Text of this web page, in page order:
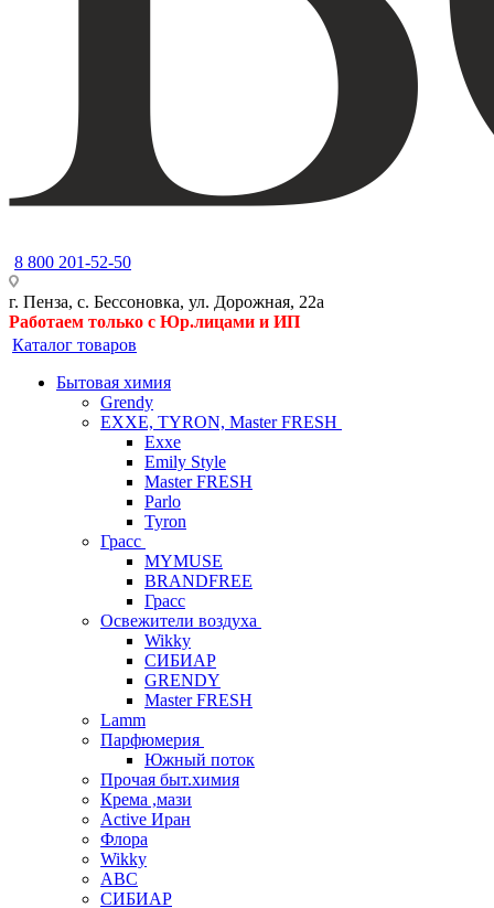
8 800 201-52-50
г. Пенза, с. Бессоновка, ул. Дорожная, 22а
Работаем только с Юр.лицами и ИП
Каталог товаров
Бытовая химия
Grendy
EXXE, TYRON, Master FRESH
Exxe
Emily Style
Master FRESH
Parlo
Tyron
Грасс
MYMUSE
BRANDFREE
Грасс
Освежители воздуха
Wikky
СИБИАР
GRENDY
Master FRESH
Lamm
Парфюмерия
Южный поток
Прочая быт.химия
Крема ,мази
Аctive Иран
Флора
Wikky
АВС
СИБИАР